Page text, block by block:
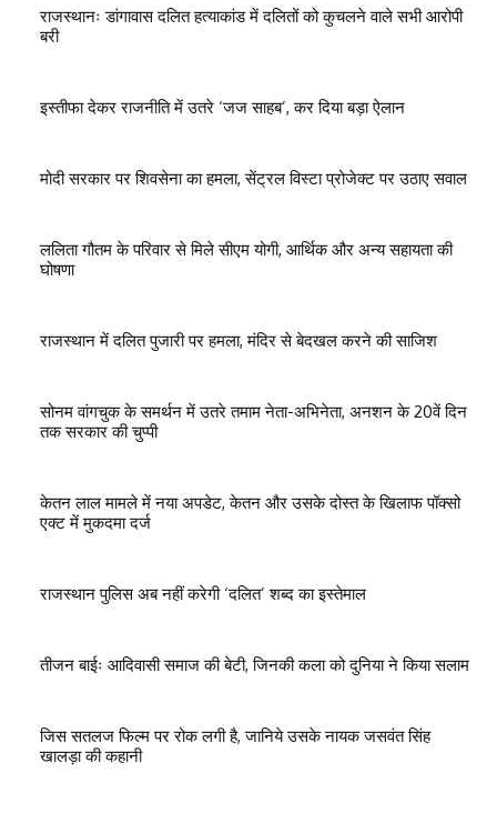
राजस्थानः डांगावास दलित हत्याकांड में दलितों को कुचलने वाले सभी आरोपी
बरी
इस्तीफा देकर राजनीति में उतरे ‘जज साहब’, कर दिया बड़ा ऐलान
मोदी सरकार पर शिवसेना का हमला, सेंट्रल विस्टा प्रोजेक्ट पर उठाए सवाल
ललिता गौतम के परिवार से मिले सीएम योगी, आर्थिक और अन्य सहायता की
घोषणा
राजस्थान में दलित पुजारी पर हमला, मंदिर से बेदखल करने की साजिश
सोनम वांगचुक के समर्थन में उतरे तमाम नेता-अभिनेता, अनशन के 20वें दिन
तक सरकार की चुप्पी
केतन लाल मामले में नया अपडेट, केतन और उसके दोस्त के खिलाफ पॉक्सो
एक्ट में मुकदमा दर्ज
राजस्थान पुलिस अब नहीं करेगी ‘दलित’ शब्द का इस्तेमाल
तीजन बाईः आदिवासी समाज की बेटी, जिनकी कला को दुनिया ने किया सलाम
जिस सतलज फिल्म पर रोक लगी है, जानिये उसके नायक जसवंत सिंह
खालड़ा की कहानी